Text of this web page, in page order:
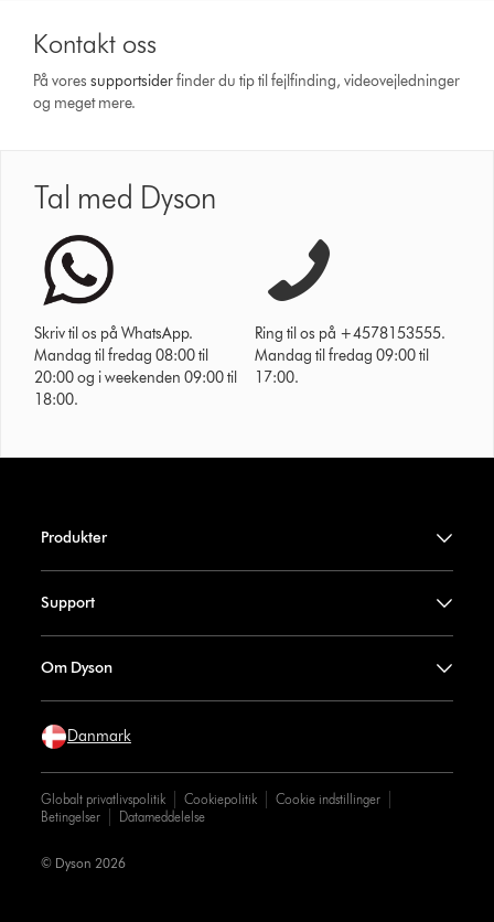
Kontakt oss
På voressupport­siderfinder du tip til fejlfinding, video­vejledninger
og meget mere.
Tal med Dyson
Skriv til os på WhatsApp.
Mandag til fredag 08:00 til
20:00 og i weekenden 09:00 til
18:00.
Ring til os på +4578153555.
Mandag til fredag 09:00 til
17:00.
Produkter
Support
Om Dyson
Danmark
Globalt privatlivspolitik Cookiepolitik
Cookie indstillinger
Betingelser
Datameddelelse
© Dyson 2026